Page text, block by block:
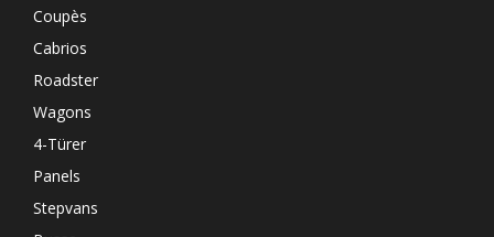
Coupès
Cabrios
Roadster
Wagons
4-Türer
Panels
Stepvans